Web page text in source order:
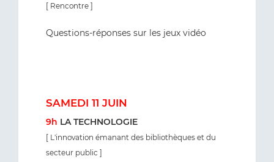
[ Rencontre ]
Questions-réponses sur les jeux vidéo
SAMEDI 11 JUIN
9h LA TECHNOLOGIE
[ L'innovation émanant des bibliothèques et du
secteur public ]